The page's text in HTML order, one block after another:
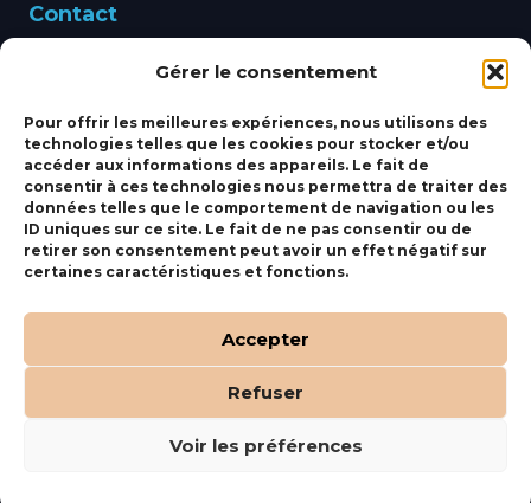
Gérer le consentement
Pour offrir les meilleures expériences, nous utilisons des
technologies telles que les cookies pour stocker et/ou
accéder aux informations des appareils. Le fait de
consentir à ces technologies nous permettra de traiter des
données telles que le comportement de navigation ou les
ID uniques sur ce site. Le fait de ne pas consentir ou de
retirer son consentement peut avoir un effet négatif sur
certaines caractéristiques et fonctions.
Accepter
Refuser
Voir les préférences
Contact
460 Avenue Alain Le
bbsmarine@bbs-
marine.fr
Fixe:04 27 50 24 50
Mobile:06 69 44 48 83
Orocom .